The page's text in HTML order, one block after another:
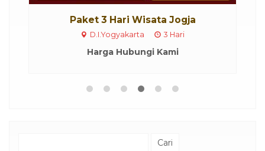
Paket 3 Hari Wisata Jogja
D.I.Yogyakarta 3 Hari
Harga Hubungi Kami